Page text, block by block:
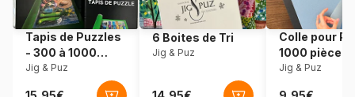
Dimensions 68 x 49 cm
Tapis de Puzzles
- 300 à 1000
pièces
Jig & Puz
6 Boites de Tri
Jig & Puz
Colle pour
1000 pièces
Jig & Puz